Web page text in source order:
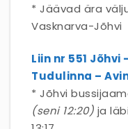
* Jäävad ära
Vasknarva-Jõhvi
Liin nr 551
Tudulinna –
* Jõhvi
(seni 12:20) ja